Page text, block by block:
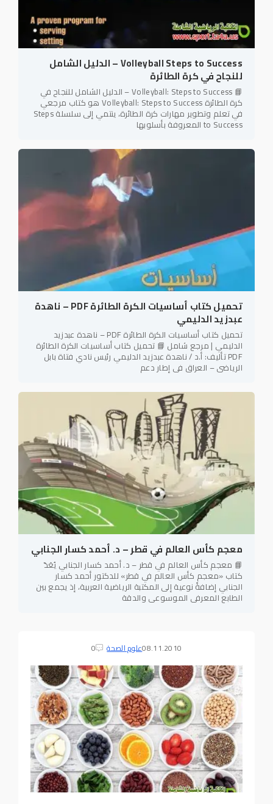
Volleyball Steps to Success – الدليل الشامل
للنجاح في كرة الطائرة
📘 Volleyball: Steps to Success – الدليل الشامل للنجاح في
كرة الطائرة Volleyball: Steps to Success هو كتاب مرجعي
في تعلم وتطوير مهارات كرة الطائرة، ينتمي إلى سلسلة Steps
to Success المعروفة بأسلوبها
تحميل كتاب أساسيات الكرة الطائرة PDF – ناهدة
عبدزيد الدليمي
تحميل كتاب أساسيات الكرة الطائرة PDF – ناهدة عبدزيد
الدليمي | مرجع شامل 📘 تحميل كتاب أساسيات الكرة الطائرة
PDF تأليف: أ.د / ناهدة عبدزيد الدليمي رئيس نادي فتاة بابل
الرياضي – العراق في إطار دعم
معجم كأس العالم في قطر – د. أحمد كسار الجنابي
📘 معجم كأس العالم في قطر – د. أحمد كسار الجنابي يُعَدّ
كتاب «معجم كأس العالم في قطر» للدكتور أحمد كسار
الجنابي إضافةً نوعية إلى المكتبة الرياضية العربية، إذ يجمع بين
الطابع المعرفي الموسوعي والدقة
08.11.2010علوم الصحة 0